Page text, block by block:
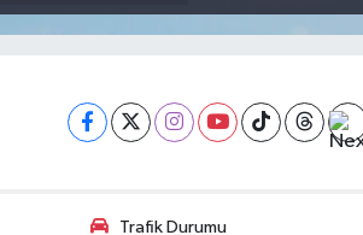
Trafik Durumu